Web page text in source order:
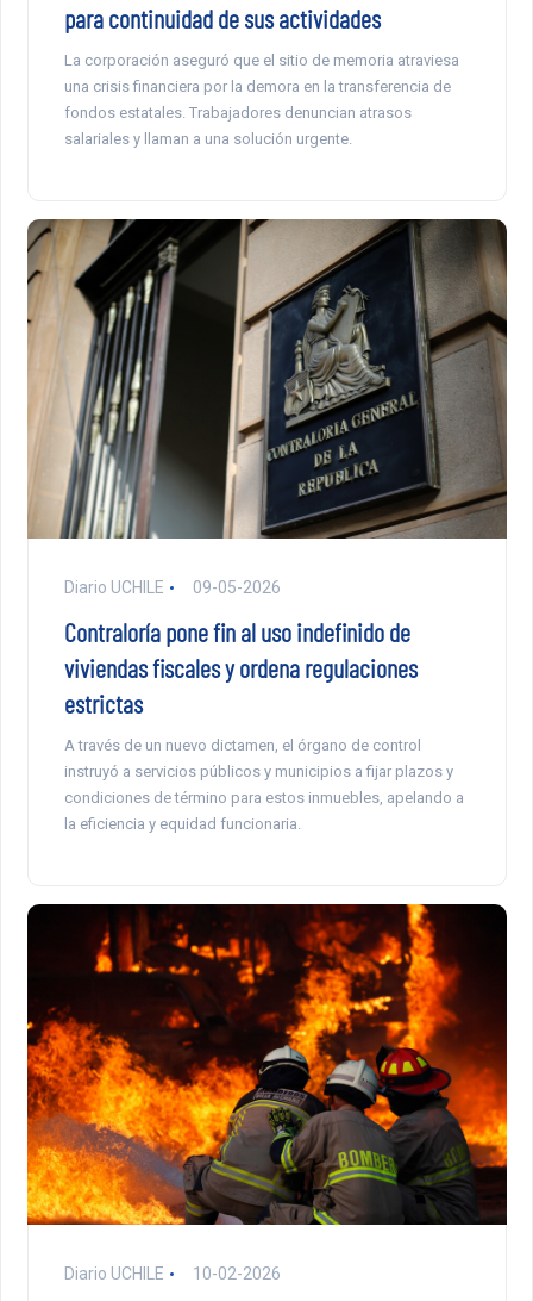
para continuidad de sus actividades
La corporación aseguró que el sitio de memoria atraviesa
una crisis financiera por la demora en la transferencia de
fondos estatales. Trabajadores denuncian atrasos
salariales y llaman a una solución urgente.
Diario UCHILE 09-05-2026
Contraloría pone fin al uso indefinido de
viviendas fiscales y ordena regulaciones
estrictas
A través de un nuevo dictamen, el órgano de control
instruyó a servicios públicos y municipios a fijar plazos y
condiciones de término para estos inmuebles, apelando a
la eficiencia y equidad funcionaria.
Diario UCHILE 10-02-2026